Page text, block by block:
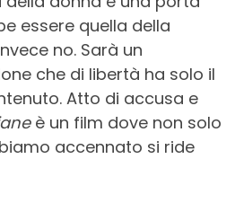
essere quella della
no. Sarà un
che di libertà ha solo il
Atto di accusa e
è un film dove non solo
accennato si ride